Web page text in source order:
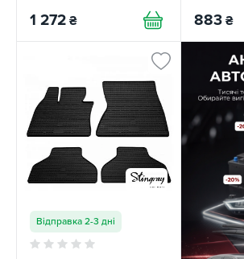
1 272 ₴ 883 ₴
Відправка 2-3 дні